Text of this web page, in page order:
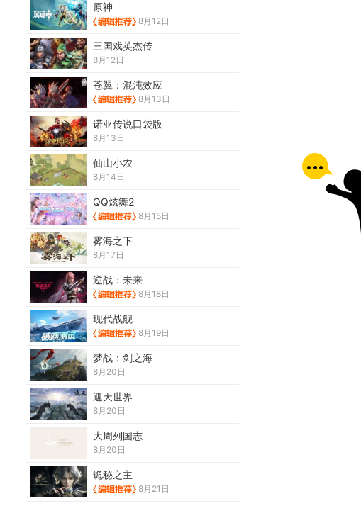
原神
8月12日
三国戏英杰传
8月12日
苍翼：混沌效应
8月13日
诺亚传说口袋版
8月13日
仙山小农
8月14日
QQ炫舞2
8月15日
雾海之下
8月17日
逆战：未来
8月18日
现代战舰
8月19日
梦战：剑之海
8月20日
遮天世界
8月20日
大周列国志
8月20日
诡秘之主
8月21日